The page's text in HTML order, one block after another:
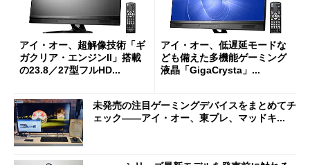
アイ・オー、超解像技術「ギ
ガクリア・エンジンII」搭載
の23.8／27型フルHD...
アイ・オー、低遅延モードな
ども備えた多機能ゲーミング
液晶「GigaCrysta」...
未発売の注目ゲーミングデバイスをまとめてチ
ェック――アイ・オー、東プレ、マッドキ...